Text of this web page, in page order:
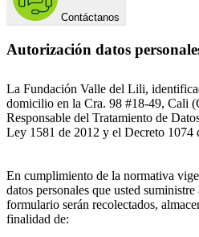
Contáctanos
Autorización datos
La Fundación Valle del Lili,
domicilio en la Cra. 98 #18-49, Cali
Responsable del Tratamiento de
Ley 1581 de 2012 y el Decreto 1074
En cumplimiento de la normativa
datos personales que usted
formulario serán recolectados,
finalidad de: